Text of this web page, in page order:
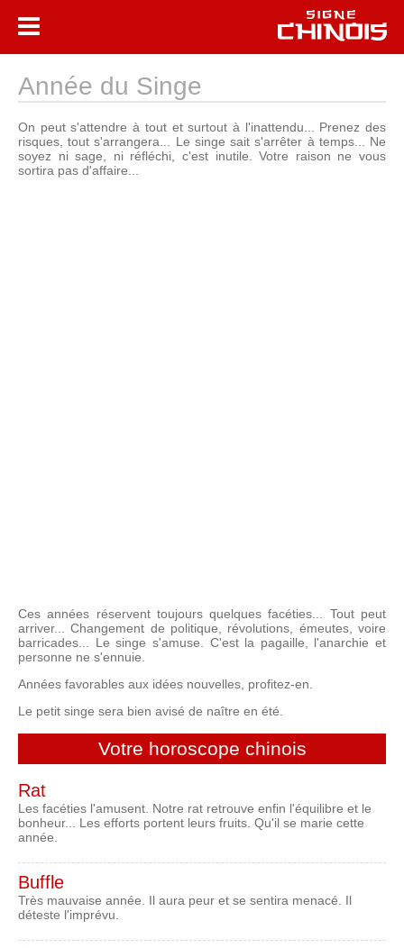
Année du Singe
On peut s'attendre à tout et surtout à l'inattendu... Prenez des
risques, tout s'arrangera... Le singe sait s'arrêter à temps... Ne
soyez ni sage, ni réfléchi, c'est inutile. Votre raison ne vous
sortira pas d'affaire...
Ces années réservent toujours quelques facéties... Tout peut
arriver... Changement de politique, révolutions, émeutes, voire
barricades... Le singe s'amuse. C'est la pagaille, l'anarchie et
personne ne s'ennuie.
Années favorables aux idées nouvelles, profitez-en.
Le petit singe sera bien avisé de naître en été.
Votre horoscope chinois
Rat
Les facéties l'amusent. Notre rat retrouve enfin l'équilibre et le
bonheur... Les efforts portent leurs fruits. Qu'il se marie cette
année.
Buffle
Très mauvaise année. Il aura peur et se sentira menacé. Il
déteste l'imprévu.